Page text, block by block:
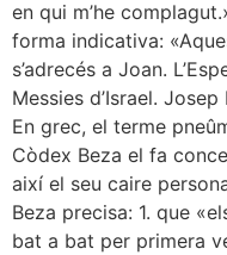
en qui m’he
forma indicativa:
s’adrecés a Joan.
Messies d’Israel.
En grec, el terme
Còdex Beza el fa
així el seu caire
Beza precisa: 1. que
bat a bat per primera